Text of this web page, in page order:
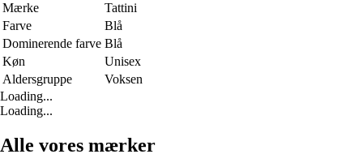
Mærke
Tattini
Farve
Blå
Dominerende farve Blå
Køn
Unisex
Aldersgruppe
Voksen
Loading...
Loading...
Alle vores mærker